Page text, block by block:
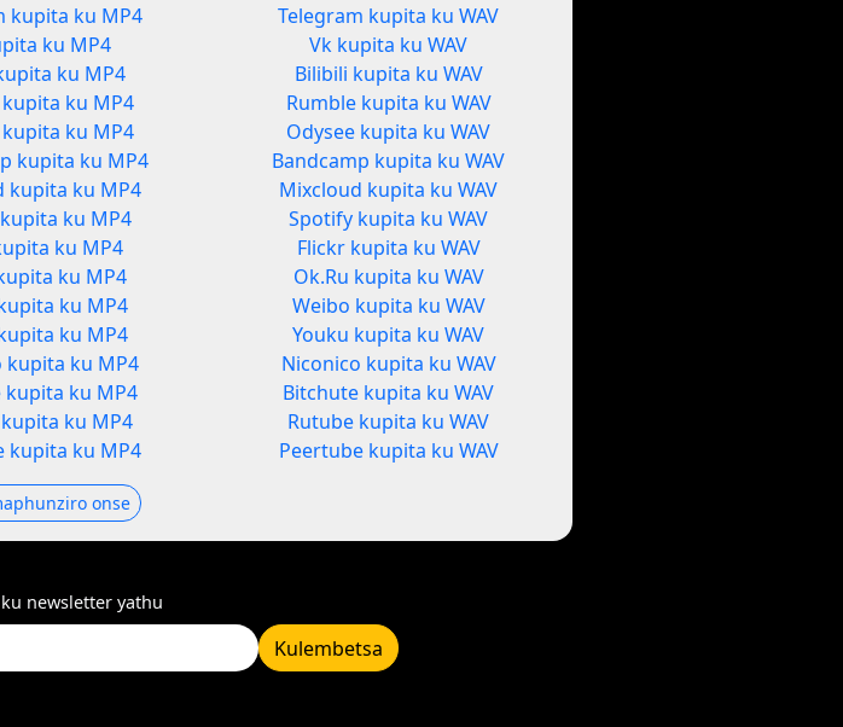
kupita ku MP4
ku MP4
ku MP4
ku MP4
ku MP4
kupita ku MP4
kupita ku MP4
ku MP4
ku MP4
ku MP4
ku MP4
ku MP4
kupita ku MP4
kupita ku MP4
ku MP4
kupita ku MP4
Telegram kupita ku WAV
Vk kupita ku WAV
Bilibili kupita ku WAV
Rumble kupita ku WAV
Odysee kupita ku WAV
Bandcamp kupita ku WAV
Mixcloud kupita ku WAV
Spotify kupita ku WAV
Flickr kupita ku WAV
Ok.Ru kupita ku WAV
Weibo kupita ku WAV
Youku kupita ku WAV
Niconico kupita ku WAV
Bitchute kupita ku WAV
Rutube kupita ku WAV
Peertube kupita ku WAV
onse
newsletter yathu
Kulembetsa